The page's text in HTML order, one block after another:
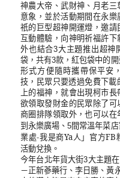
神農大帝、武財神、月老三
意象，並於活動期間在永樂
祇的巨型超神開運燈，邀請
互動體驗，向神明祈福許下
外也結合3大主題推出超神
袋，共有3款，紅包袋中的開
形式方便隨時攜帶保平安
技，民眾只要透過免費下載
上的福神，就會出現柯市長
欲領取發財金的民眾除了可
商圈排隊領取外，也可以在
到永樂廣場、5間常溫年菜
業處-我是商Ya 人」官方FB
活動兌換。
今年台北年貨大街3大主題
－正新蔘藥行、李日勝、黃